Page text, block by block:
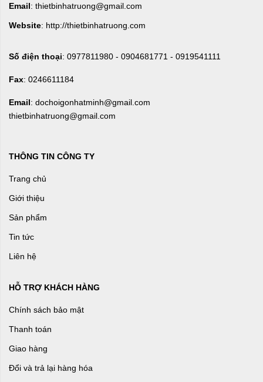
Email: thietbinhatruong@gmail.com
Website: http://thietbinhatruong.com
Số điện thoại: 0977811980 - 0904681771 - 0919541111
Fax: 0246611184
Email: dochoigonhatminh@gmail.com
thietbinhatruong@gmail.com
THÔNG TIN CÔNG TY
Trang chủ
Giới thiệu
Sản phẩm
Tin tức
Liên hệ
HỖ TRỢ KHÁCH HÀNG
Chính sách bảo mật
Thanh toán
Giao hàng
Đổi và trả lại hàng hóa